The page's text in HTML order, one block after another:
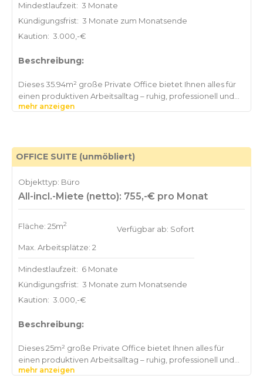
Mindestlaufzeit: 3 Monate
Kündigungsfrist: 3 Monate zum Monatsende
Kaution: 3.000,-€
Beschreibung:
Dieses 35.94m² große Private Office bietet Ihnen alles für
einen produktiven Arbeitsalltag – ruhig, professionell und
voll ausgestattet. Das Büro befindet sich in Hans-Henny-
mehr anzeigen
OFFICE SUITE (unmöbliert)
Objekttyp: Büro
All-incl.-Miete (netto): 755,-€ pro Monat
Fläche: 25m2
Max. Arbeitsplätze: 2
Verfügbar ab: Sofort
Mindestlaufzeit: 6 Monate
Kündigungsfrist: 3 Monate zum Monatsende
Kaution: 3.000,-€
Beschreibung:
Dieses 25m² große Private Office bietet Ihnen alles für
einen produktiven Arbeitsalltag – ruhig, professionell und
voll ausgestattet. Das Büro befindet sich in Hans-Henny-
mehr anzeigen